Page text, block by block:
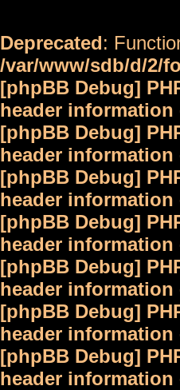
Deprecated:
/var/www/sdb/d/2/
[phpBB Debug]
header information
[phpBB Debug]
header information
[phpBB Debug]
header information
[phpBB Debug]
header information
[phpBB Debug]
header information
[phpBB Debug]
header information
[phpBB Debug]
header information